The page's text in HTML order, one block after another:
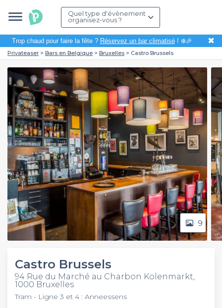
Quel type d'évènement
organisez-vous ?
Trop chaud pour faire la fête ? Réservez un bar climatisé! ❄️🎉 ✖
Privateaser Bars en Belgique Bruxelles Castro Brussels
9
Castro Brussels
94 Rue du Marché au Charbon Kolenmarkt,
1000 Bruxelles
Tram - Ligne 3 et 4 : Anneessens